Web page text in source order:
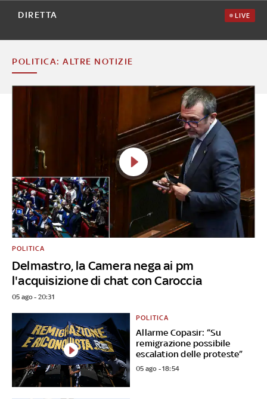
DIRETTA LIVE
POLITICA: ALTRE NOTIZIE
Delmastro, la Camera nega ai pm
l'acquisizione di chat con Caroccia
POLITICA
05 ago - 20:31
Allarme Copasir: “Su
remigrazione possibile
escalation delle proteste”
POLITICA
05 ago - 18:54